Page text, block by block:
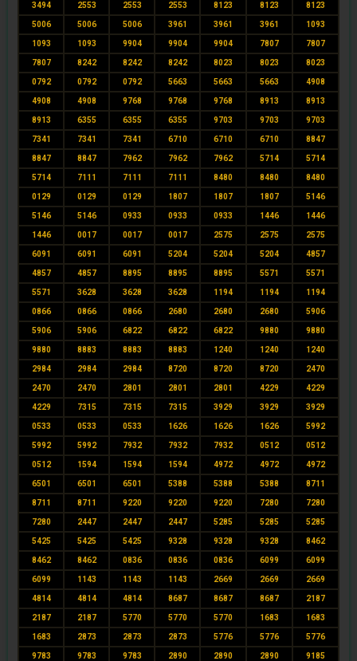
3494 2553 2553 2553 8123 8123 8123
5006 5006 5006 3961 3961 3961 1093
1093 1093 9904 9904 9904 7807 7807
7807 8242 8242 8242 8023 8023 8023
0792 0792 0792 5663 5663 5663 4908
4908 4908 9768 9768 9768 8913 8913
8913 6355 6355 6355 9703 9703 9703
7341 7341 7341 6710 6710 6710 8847
8847 8847 7962 7962 7962 5714 5714
5714 7111 7111 7111 8480 8480 8480
0129 0129 0129 1807 1807 1807 5146
5146 5146 0933 0933 0933 1446 1446
1446 0017 0017 0017 2575 2575 2575
6091 6091 6091 5204 5204 5204 4857
4857 4857 8895 8895 8895 5571 5571
5571 3628 3628 3628 1194 1194 1194
0866 0866 0866 2680 2680 2680 5906
5906 5906 6822 6822 6822 9880 9880
9880 8883 8883 8883 1240 1240 1240
2984 2984 2984 8720 8720 8720 2470
2470 2470 2801 2801 2801 4229 4229
4229 7315 7315 7315 3929 3929 3929
0533 0533 0533 1626 1626 1626 5992
5992 5992 7932 7932 7932 0512 0512
0512 1594 1594 1594 4972 4972 4972
6501 6501 6501 5388 5388 5388 8711
8711 8711 9220 9220 9220 7280 7280
7280 2447 2447 2447 5285 5285 5285
5425 5425 5425 9328 9328 9328 8462
8462 8462 0836 0836 0836 6099 6099
6099 1143 1143 1143 2669 2669 2669
4814 4814 4814 8687 8687 8687 2187
2187 2187 5770 5770 5770 1683 1683
1683 2873 2873 2873 5776 5776 5776
9783 9783 9783 2890 2890 2890 9185